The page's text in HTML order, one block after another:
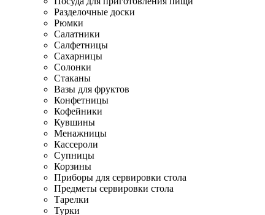
Разделочные доски
Рюмки
Салатники
Салфетницы
Сахарницы
Солонки
Стаканы
Вазы для фруктов
Конфетницы
Кофейники
Кувшины
Менажницы
Кассероли
Супницы
Корзины
Приборы для сервировки стола
Предметы сервировки стола
Тарелки
Турки